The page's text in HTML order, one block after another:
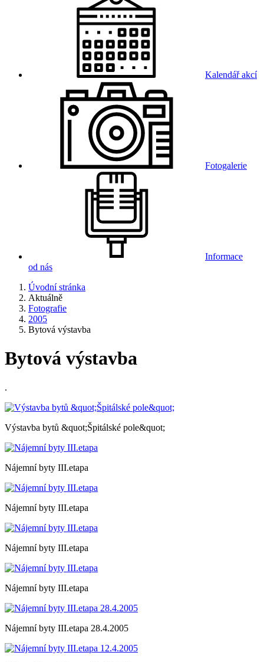
Kalendář akcí
Fotogalerie
Informace
od nás
Úvodní stránka
Aktuálně
Fotografie
2005
Bytová výstavba
Bytová výstavba
.
Výstavba bytů &quot;Špitálské pole&quot;
Nájemní byty III.etapa
Nájemní byty III.etapa
Nájemní byty III.etapa
Nájemní byty III.etapa
Nájemní byty III.etapa 28.4.2005